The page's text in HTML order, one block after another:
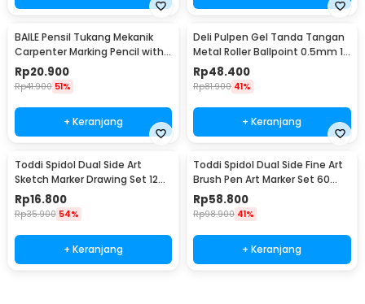
BAILE Pensil Tukang Mekanik
Carpenter Marking Pencil with
Refill 6 PCS - B15322
Rp20.900
Rp41.900 51%
+ Keranjang
Deli Pulpen Gel Tanda Tangan
Metal Roller Ballpoint 0.5mm 1
PCS - S99
Rp48.400
Rp81.900 41%
+ Keranjang
Toddi Spidol Dual Side Art
Sketch Marker Drawing Set 12
Color - T12
Rp16.800
Rp35.900 54%
+ Keranjang
Toddi Spidol Dual Side Fine Art
Brush Pen Art Marker Set 60
Color - HL270
Rp58.800
Rp98.900 41%
+ Keranjang